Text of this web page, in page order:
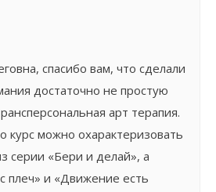
спасибо вам, что сделали
достаточно не простую
арт терапия.
курс можно охарактеризовать
серии «Бери и делай», а
плеч» и «Движение есть